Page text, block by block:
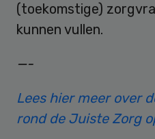
(toekomstige)
kunnen vullen.
—-
Lees hier meer over
rond de Juiste Zorg